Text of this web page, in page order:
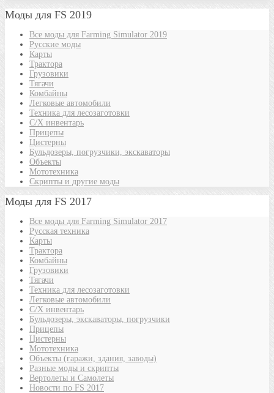
Моды для FS 2019
Все моды для Farming Simulator 2019
Русские моды
Карты
Трактора
Грузовики
Тягачи
Комбайны
Легковые автомобили
Техника для лесозаготовки
С/Х инвентарь
Прицепы
Цистерны
Бульдозеры, погрузчики, экскаваторы
Объекты
Мототехника
Скрипты и другие моды
Моды для FS 2017
Все моды для Farming Simulator 2017
Русская техника
Карты
Трактора
Комбайны
Грузовики
Тягачи
Техника для лесозаготовки
Легковые автомобили
С/Х инвентарь
Бульдозеры, экскаваторы, погрузчики
Прицепы
Цистерны
Мототехника
Объекты (гаражи, здания, заводы)
Разные моды и скрипты
Вертолеты и Самолеты
Новости по FS 2017